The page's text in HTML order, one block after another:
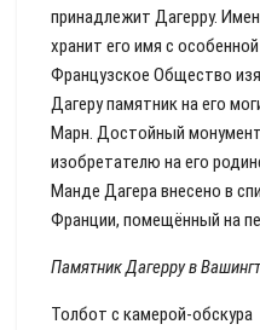
принадлежит Дагерру.
хранит его имя с
Французское Общество
Дагеру памятник на его
Марн. Достойный
изобретателю на его
Манде Дагера внесено в
Франции, помещённый на
Памятник Дагерру в
Толбот с камерой-обскура